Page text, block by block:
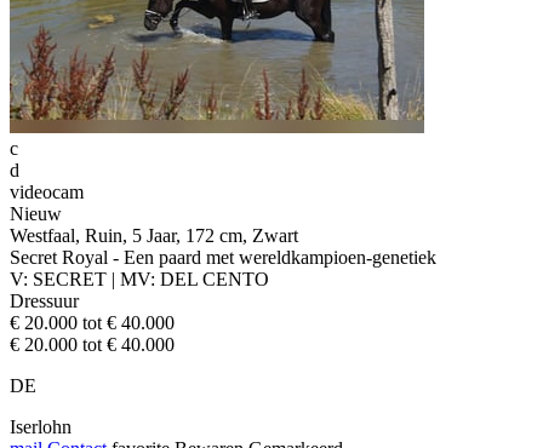
c
d
videocam
Nieuw
Westfaal, Ruin, 5 Jaar, 172 cm, Zwart
Secret Royal - Een paard met wereldkampioen-genetiek
V: SECRET | MV: DEL CENTO
Dressuur
€ 20.000 tot € 40.000
€ 20.000 tot € 40.000
DE
Iserlohn